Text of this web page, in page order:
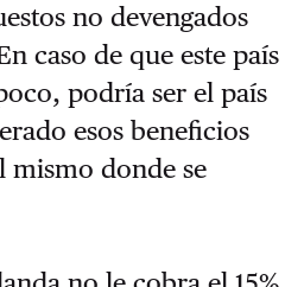
no devengados
caso de que este país
podría ser el país
esos beneficios
mismo donde se